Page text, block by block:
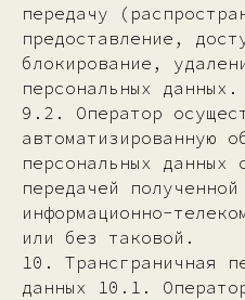
передачу
предоставление,
блокирование,
персональных данных.
9.2. Оператор
автоматизированную
персональных данных
передачей
информационно-
или без таковой.
10. Трансграничная
данных 10.1.